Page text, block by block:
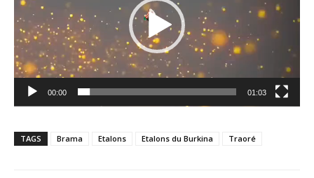
00:00 01:03
TAGS Brama Etalons Etalons du Burkina Traoré